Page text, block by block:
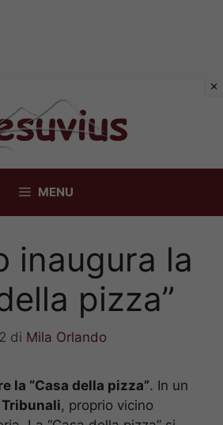
MENU
inaugura la
pizza”
di Mila Orlando
la “Casa della pizza”. In un
, proprio vicino